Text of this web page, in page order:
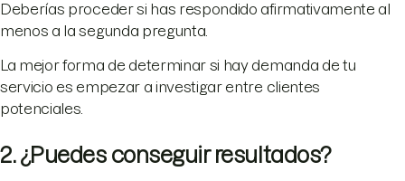
Deberías proceder si has respondido afirmativamente al
menos a la segunda pregunta.
La mejor forma de determinar si hay demanda de tu
servicio es empezar a investigar entre clientes
potenciales.
2. ¿Puedes conseguir resultados?